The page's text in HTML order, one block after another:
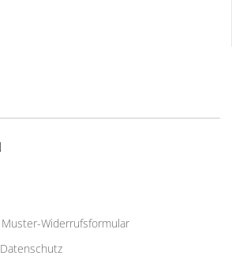
Widerrufsformular